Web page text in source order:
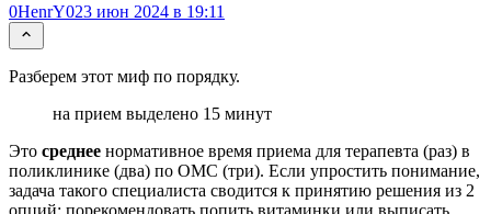
0HenrY023 июн 2024 в 19:11
Разберем этот миф по порядку.
на прием выделено 15 минут
Это среднее нормативное время приема для терапевта (раз) в
поликлинике (два) по ОМС (три). Если упростить понимание,
задача такого специалиста сводится к принятию решения из 2
опций: порекомендовать попить витаминки или выписать